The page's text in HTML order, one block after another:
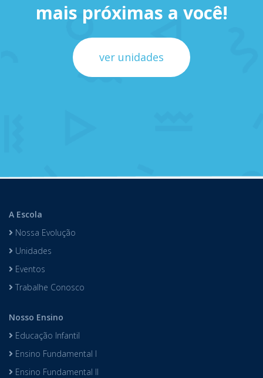
mais próximas a você!
ver unidades
A Escola
Nossa Evolução
Unidades
Eventos
Trabalhe Conosco
Nosso Ensino
Educação Infantil
Ensino Fundamental I
Ensino Fundamental II